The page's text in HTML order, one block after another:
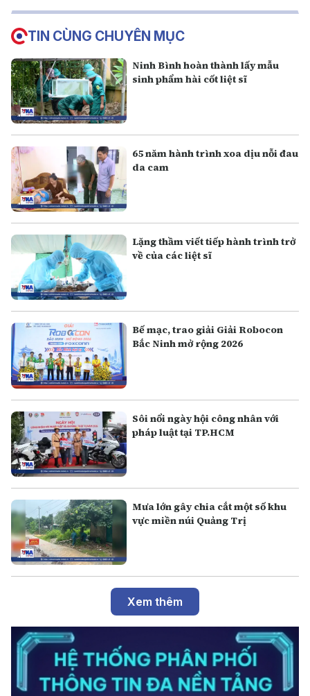
TIN CÙNG CHUYÊN MỤC
Ninh Bình hoàn thành lấy mẫu
sinh phẩm hài cốt liệt sĩ
65 năm hành trình xoa dịu nỗi đau
da cam
Lặng thầm viết tiếp hành trình trở
về của các liệt sĩ
Bế mạc, trao giải Giải Robocon
Bắc Ninh mở rộng 2026
Sôi nổi ngày hội công nhân với
pháp luật tại TP.HCM
Mưa lớn gây chia cắt một số khu
vực miền núi Quảng Trị
Xem thêm